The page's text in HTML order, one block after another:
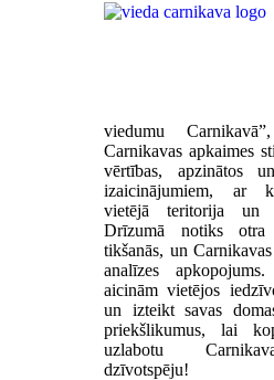
viedumu
Carnikavas apkaimes
vērtības, apzinātos
izaicinājumiem, ar
vietējā teritorija un
Drīzumā notiks
tikšanās, un
analīzes
aicinām vietējos
un izteikt savas
priekšlikumus, lai
uzlabotu
dzīvotspēju!